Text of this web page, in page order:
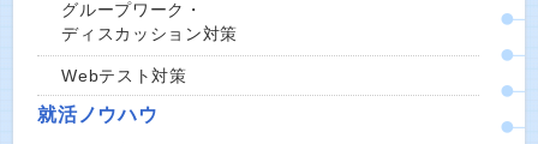
グループワーク・
ディスカッション対策
Webテスト対策
就活ノウハウ